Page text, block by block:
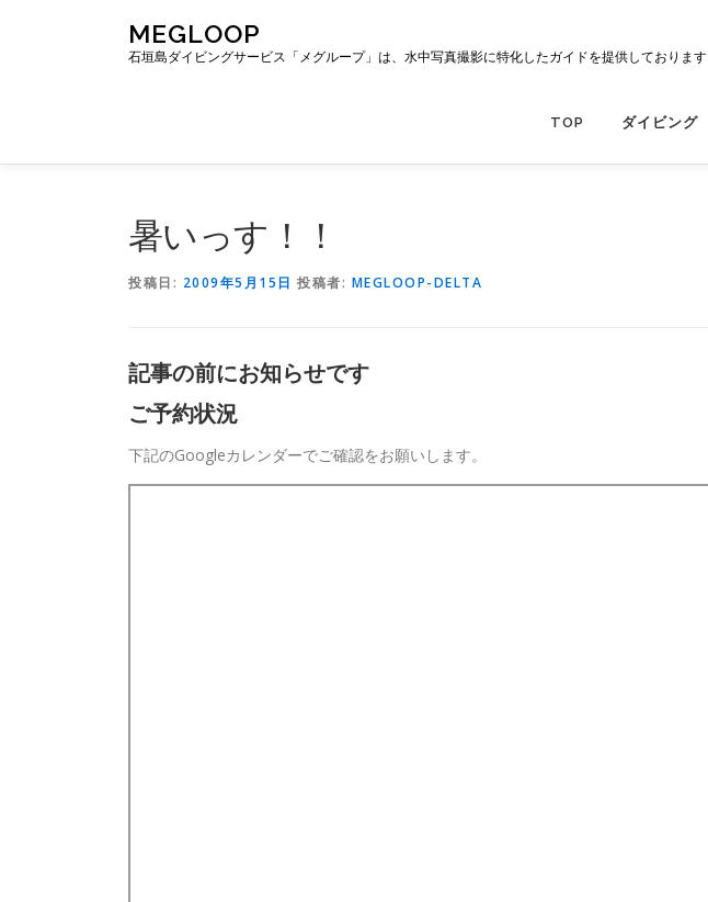
ス
MEGLOOP
石垣島ダイビングサービス「メグループ」は、水中写真撮影に特化したガイドを提供しております
TOP ダイビング
暑いっす！！
投稿日: 2009年5月15日 投稿者: MEGLOOP-DELTA
記事の前にお知らせです
ご予約状況
下記のGoogleカレンダーでご確認をお願いします。